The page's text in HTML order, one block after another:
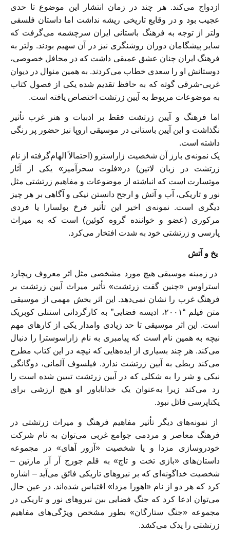
ازدواج می‌کند. هر چند در زمان انتشار این موضوع تا حدی
عجیب بود و در وقایع تاریخی ریشه نداشت اما داستان فلسفی
ولتر از توجه به فرهنگ باستانی ایران سرچشمه می‌گرفت که
سایر پیشگامان دوران روشنگری نیز در آن سهیم بودند. ولتر به
فرهنگ ایران چنان عشق عمیقی داشت که در محافل خصوصی،
دوستانش او را سعدی خطاب می‌کردند. به همین منوال در دیوان
غربی-شرقی گوته که به حافظ تقدیم شده یکی از فصول کتاب
به موضوعات مربوط به آیین زرتشت اختصاص یافته است.
اما فرهنگ و آیین زرتشت فقط بر ادبیات و هنر غرب تأثیر
نگذاشت و این آیین باستانی در موسیقی اروپا نیز حضور پر رنگی
داشته است.
یک نمونه‌ی بارز آن شخصیت زاراسترو (احتمالاً الهام‌گرفته از نام
زرتشت در زبان لاتین) در«فلوت سحرآمیز» یکی از آثار
موتسارت است که انباشته از موضوعات و مفاهیم زرتشتی مثل
نور و تاریکی، آب و آتش و ارجح دانستن نیکی و آگاهی بر هر چیز
دیگری است. نمونه‌ی اخیر این تأثیر فرخ بولسارا یا فردی
مرکوری (عضو و خواننده گروه کوئین) است که به میراث
پارسی و زرتشتی خود به شدت افتخار می‌کرد.
یخ و آتش
در زمینه موسیقی هیچ مورد مشخصی مثل اثر معروف ریچارد
استراوس «چنین گفت زرتشت» تأثیر میراث آیین زرتشت بر
فرهنگ غرب را نشان نمی‌دهد. این اثر بخش مهمی از موسیقی
متن فیلم “۲۰۰۱، ادیسه فضایی” به کارگردانی استنلی کوبریک
است. این اثر موسیقی تا حد زیادی وامدار یکی از کارهای مهم
نیچه به همین نام است که پیامبری به نام زاراسوسترا را دنبال
می‌کند. هر چند بسیاری از ایده‌هایی که نیچه در این کتاب مطرح
می‌کند ربطی به آیین زرتشت ندارد. فیلسوف آلمانی، دوگانگی
نیکی و شر را به شکلی که در آیین زرتشت تبیین شده است را
رد می‌کند زیرا به‌عنوان یک خداناباور او هیچ ارزشی برای
یکتاپرسی قائل نبود.
از نمونه‌های دیگر تأثیر مفاهیم فرهنگ و میراث زرتشتی در
فرهنگ معاصر و مردمی جوامع غربی می‌توان به نام شرکت
خودروسازی مزدا و یا شخصیت «آزور آهای» در مجموعه
داستان‌های «بازی تخت و تاج» به قلم جورج آر آر مارتین –
شخصیت خداگونه‌ای که بر نیروهای تاریکی فائق می‌آید – اشاره
کرد که هر دو از نام «اهورا مزدا» اقتباس شده‌اند. در عین حال
می‌توان ادعا کرد که جنگ فضایی بین نیروهای نور و تاریکی در
مجموعه «جنگ ستارگان» بطور مشخص ویژگی‌های مفاهیم
زرتشتی را یدک می‌کشد.